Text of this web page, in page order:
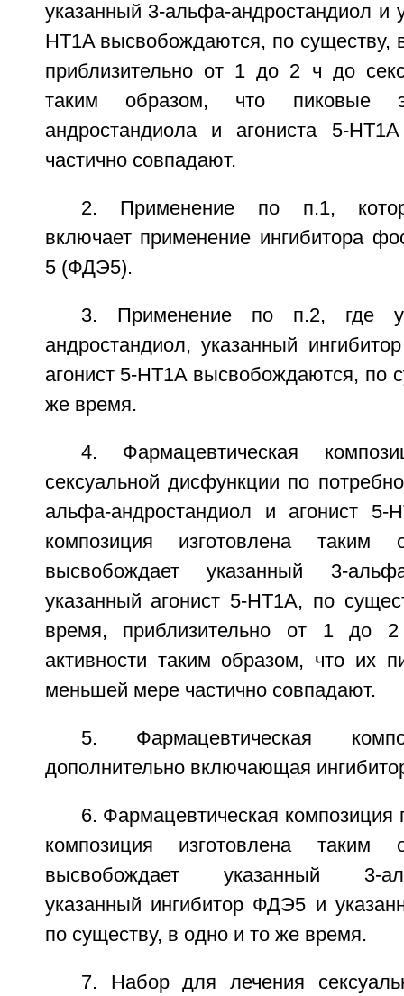
указанный 3-альфа-андростандиол и
HT1A высвобождаются, по существу,
приблизительно от 1 до 2 ч до
таким образом, что пиковые
андростандиола и агониста 5-
частично совпадают.
2. Применение по п.1,
включает применение ингибитора
5 (ФДЭ5).
3. Применение по п.2, где
андростандиол, указанный
агонист 5-HT1A высвобождаются, по
же время.
4. Фармацевтическая
сексуальной дисфункции по
альфа-андростандиол и агонист 5-
композиция изготовлена
высвобождает указанный 3-
указанный агонист 5-HT1A, по
время, приблизительно от 1 до
активности таким образом, что их
меньшей мере частично совпадают.
5. Фармацевтическая
дополнительно включающая
6. Фармацевтическая композиция
композиция изготовлена
высвобождает указанный 3-
указанный ингибитор ФДЭ5 и
по существу, в одно и то же время.
7. Набор для лечения